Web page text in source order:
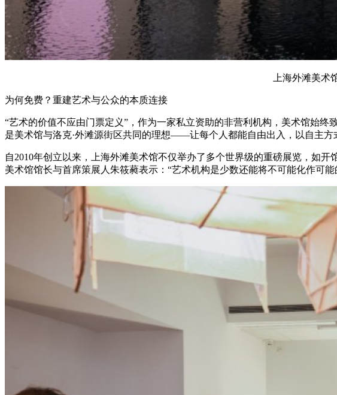
上海外滩美术
为何免费？重建艺术与公众的本质连接
“艺术的价值不应由门票定义”，作为一家私立资助的非营利机构，美术馆始
是美术馆与洛克·外滩源街区共同的理想——让每个人都能自由出入，以自主方
自2010年创立以来，上海外滩美术馆不仅举办了多个世界级的重磅展览，如
美术馆馆长与首席策展人朱筱蕤表示：“艺术机构是少数还能将不可能化作可